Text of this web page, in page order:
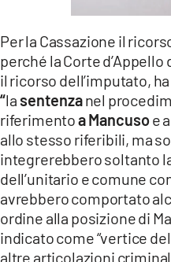
Per la Cassazione il
perché la Corte
il ricorso dell’imputato,
“la sentenzanel
riferimentoa Mancusoe
allo stesso riferibili, ma
integrerebbero soltanto
dell’unitario e comune
avrebbero comportato
ordine alla posizione di
indicato come “vertice
altre articolazioni